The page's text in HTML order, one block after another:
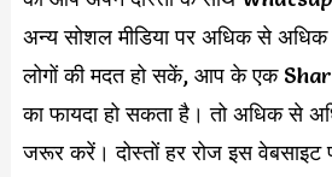
अन्य सोशल मीडिया पर अधिक से
लोगों की मदत हो सकें, आप के एक
का फायदा हो सकता है। तो अधिक से
जरूर करें। दोस्तों हर रोज इस